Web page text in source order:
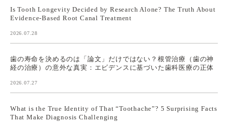
Is Tooth Longevity Decided by Research Alone? The Truth About
Evidence-Based Root Canal Treatment
2026.07.28
歯の寿命を決めるのは「論文」だけではない？根管治療（歯の神
経の治療）の意外な真実：エビデンスに基づいた歯科医療の正体
2026.07.27
What is the True Identity of That “Toothache”? 5 Surprising Facts
That Make Diagnosis Challenging